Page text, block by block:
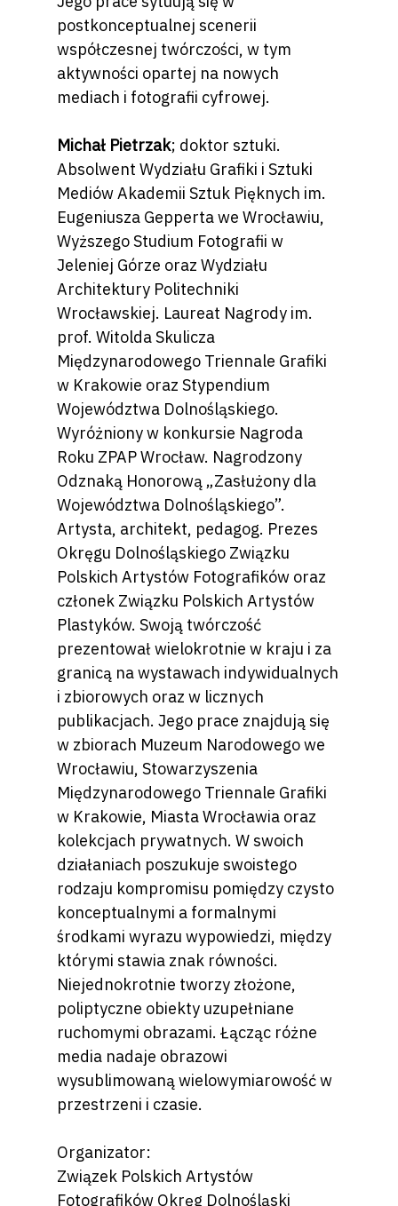
postkonceptualnej scenerii
współczesnej twórczości, w tym
aktywności opartej na nowych
mediach i fotografii cyfrowej.
Michał Pietrzak; doktor sztuki.
Absolwent Wydziału Grafiki i Sztuki
Mediów Akademii Sztuk Pięknych im.
Eugeniusza Gepperta we Wrocławiu,
Wyższego Studium Fotografii w
Jeleniej Górze oraz Wydziału
Architektury Politechniki
Wrocławskiej. Laureat Nagrody im.
prof. Witolda Skulicza
Międzynarodowego Triennale Grafiki
w Krakowie oraz Stypendium
Województwa Dolnośląskiego.
Wyróżniony w konkursie Nagroda
Roku ZPAP Wrocław. Nagrodzony
Odznaką Honorową „Zasłużony dla
Województwa Dolnośląskiego”.
Artysta, architekt, pedagog. Prezes
Okręgu Dolnośląskiego Związku
Polskich Artystów Fotografików oraz
członek Związku Polskich Artystów
Plastyków. Swoją twórczość
prezentował wielokrotnie w kraju i za
granicą na wystawach indywidualnych
i zbiorowych oraz w licznych
publikacjach. Jego prace znajdują się
w zbiorach Muzeum Narodowego we
Wrocławiu, Stowarzyszenia
Międzynarodowego Triennale Grafiki
w Krakowie, Miasta Wrocławia oraz
kolekcjach prywatnych. W swoich
działaniach poszukuje swoistego
rodzaju kompromisu pomiędzy czysto
konceptualnymi a formalnymi
środkami wyrazu wypowiedzi, między
którymi stawia znak równości.
Niejednokrotnie tworzy złożone,
poliptyczne obiekty uzupełniane
ruchomymi obrazami. Łącząc różne
media nadaje obrazowi
wysublimowaną wielowymiarowość w
przestrzeni i czasie.
Organizator:
Związek Polskich Artystów
Fotografików Okręg Dolnośląski